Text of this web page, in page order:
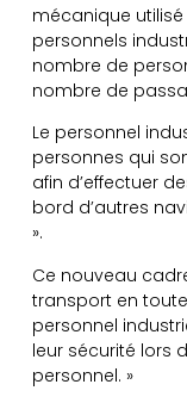
mécanique
personnels
nombre de
nombre de
Le personnel
personnes qui
afin d’effectuer
bord d’autres
».
Ce nouveau
transport en
personnel
leur sécurité lors
personnel. »